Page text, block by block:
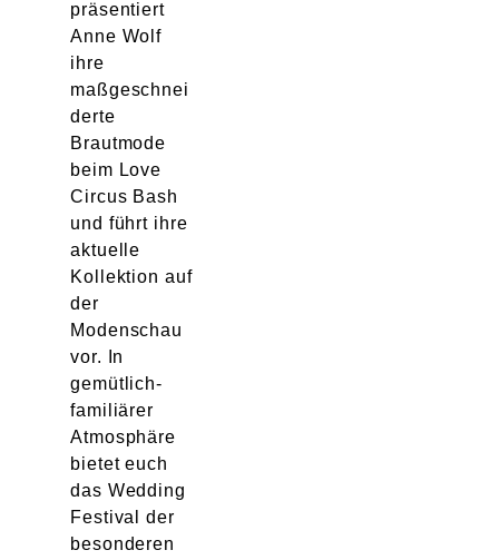
präsentiert
Anne Wolf
ihre
maßgeschnei
derte
Brautmode
beim Love
Circus Bash
und führt ihre
aktuelle
Kollektion auf
der
Modenschau
vor. In
gemütlich-
familiärer
Atmosphäre
bietet euch
das Wedding
Festival der
besonderen